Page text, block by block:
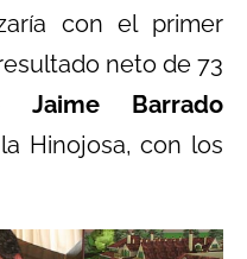
con el primer
neto de 73
Jaime Barrado
Hinojosa, con los